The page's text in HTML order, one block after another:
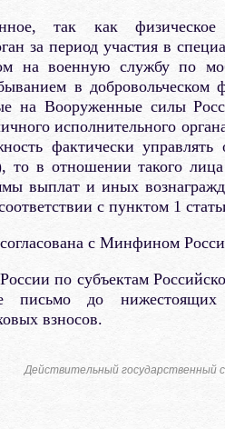
так как
за период участия в
на военную службу по
в добровольческом
на Вооруженные силы
исполнительного
фактически управлять
в отношении такого лица
выплат и иных
с пунктом 1
с Минфином
по субъектам
письмо до
взносов.
Действительный государственный